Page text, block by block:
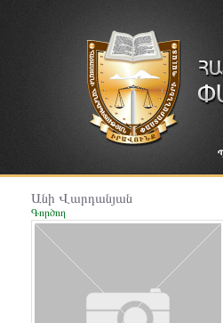
Անի Վարդանյան
Գործող